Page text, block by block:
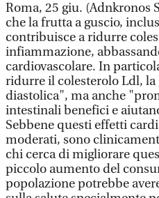
Roma, 25 giu. (Adnkronos
che la frutta a guscio,
contribuisce a ridurre
infiammazione,
cardiovascolare. In
ridurre il colesterolo Ldl, la
diastolica", ma anche
intestinali benefici e
Sebbene questi effetti
moderati, sono
chi cerca di migliorare
piccolo aumento del
popolazione potrebbe